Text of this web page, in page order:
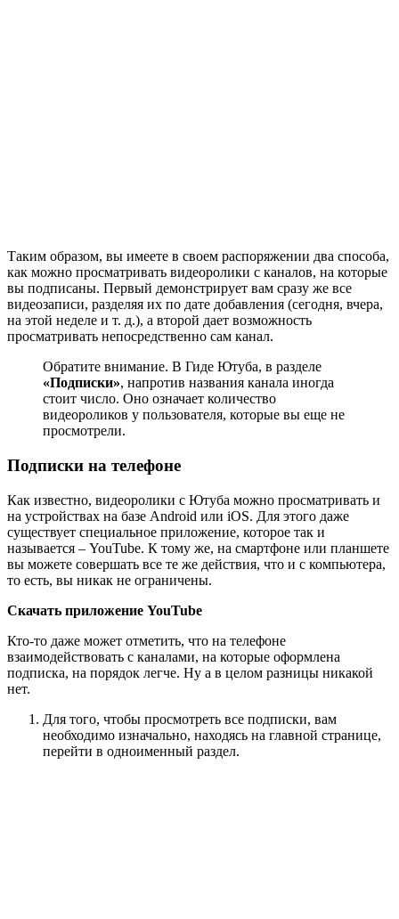
Таким образом, вы имеете в своем распоряжении два способа,
как можно просматривать видеоролики с каналов, на которые
вы подписаны. Первый демонстрирует вам сразу же все
видеозаписи, разделяя их по дате добавления (сегодня, вчера,
на этой неделе и т. д.), а второй дает возможность
просматривать непосредственно сам канал.
Обратите внимание. В Гиде Ютуба, в разделе
«Подписки», напротив названия канала иногда
стоит число. Оно означает количество
видеороликов у пользователя, которые вы еще не
просмотрели.
Подписки на телефоне
Как известно, видеоролики с Ютуба можно просматривать и
на устройствах на базе Android или iOS. Для этого даже
существует специальное приложение, которое так и
называется – YouTube. К тому же, на смартфоне или планшете
вы можете совершать все те же действия, что и с компьютера,
то есть, вы никак не ограничены.
Скачать приложение YouTube
Кто-то даже может отметить, что на телефоне
взаимодействовать с каналами, на которые оформлена
подписка, на порядок легче. Ну а в целом разницы никакой
нет.
Для того, чтобы просмотреть все подписки, вам
необходимо изначально, находясь на главной странице,
перейти в одноименный раздел.